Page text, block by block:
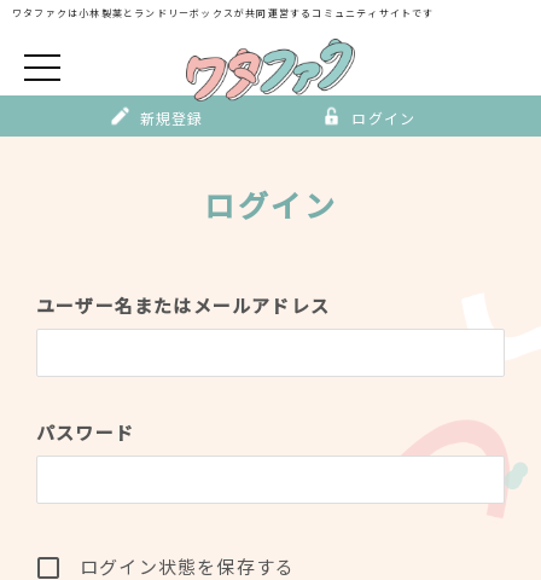
Skip
content
ワタファクは小林製薬とランドリーボックスが共同運営するコミュニティサイトです
新規登録 ログイン
ログイン
ユーザー名またはメールアドレス
パスワード
ログイン状態を保存する